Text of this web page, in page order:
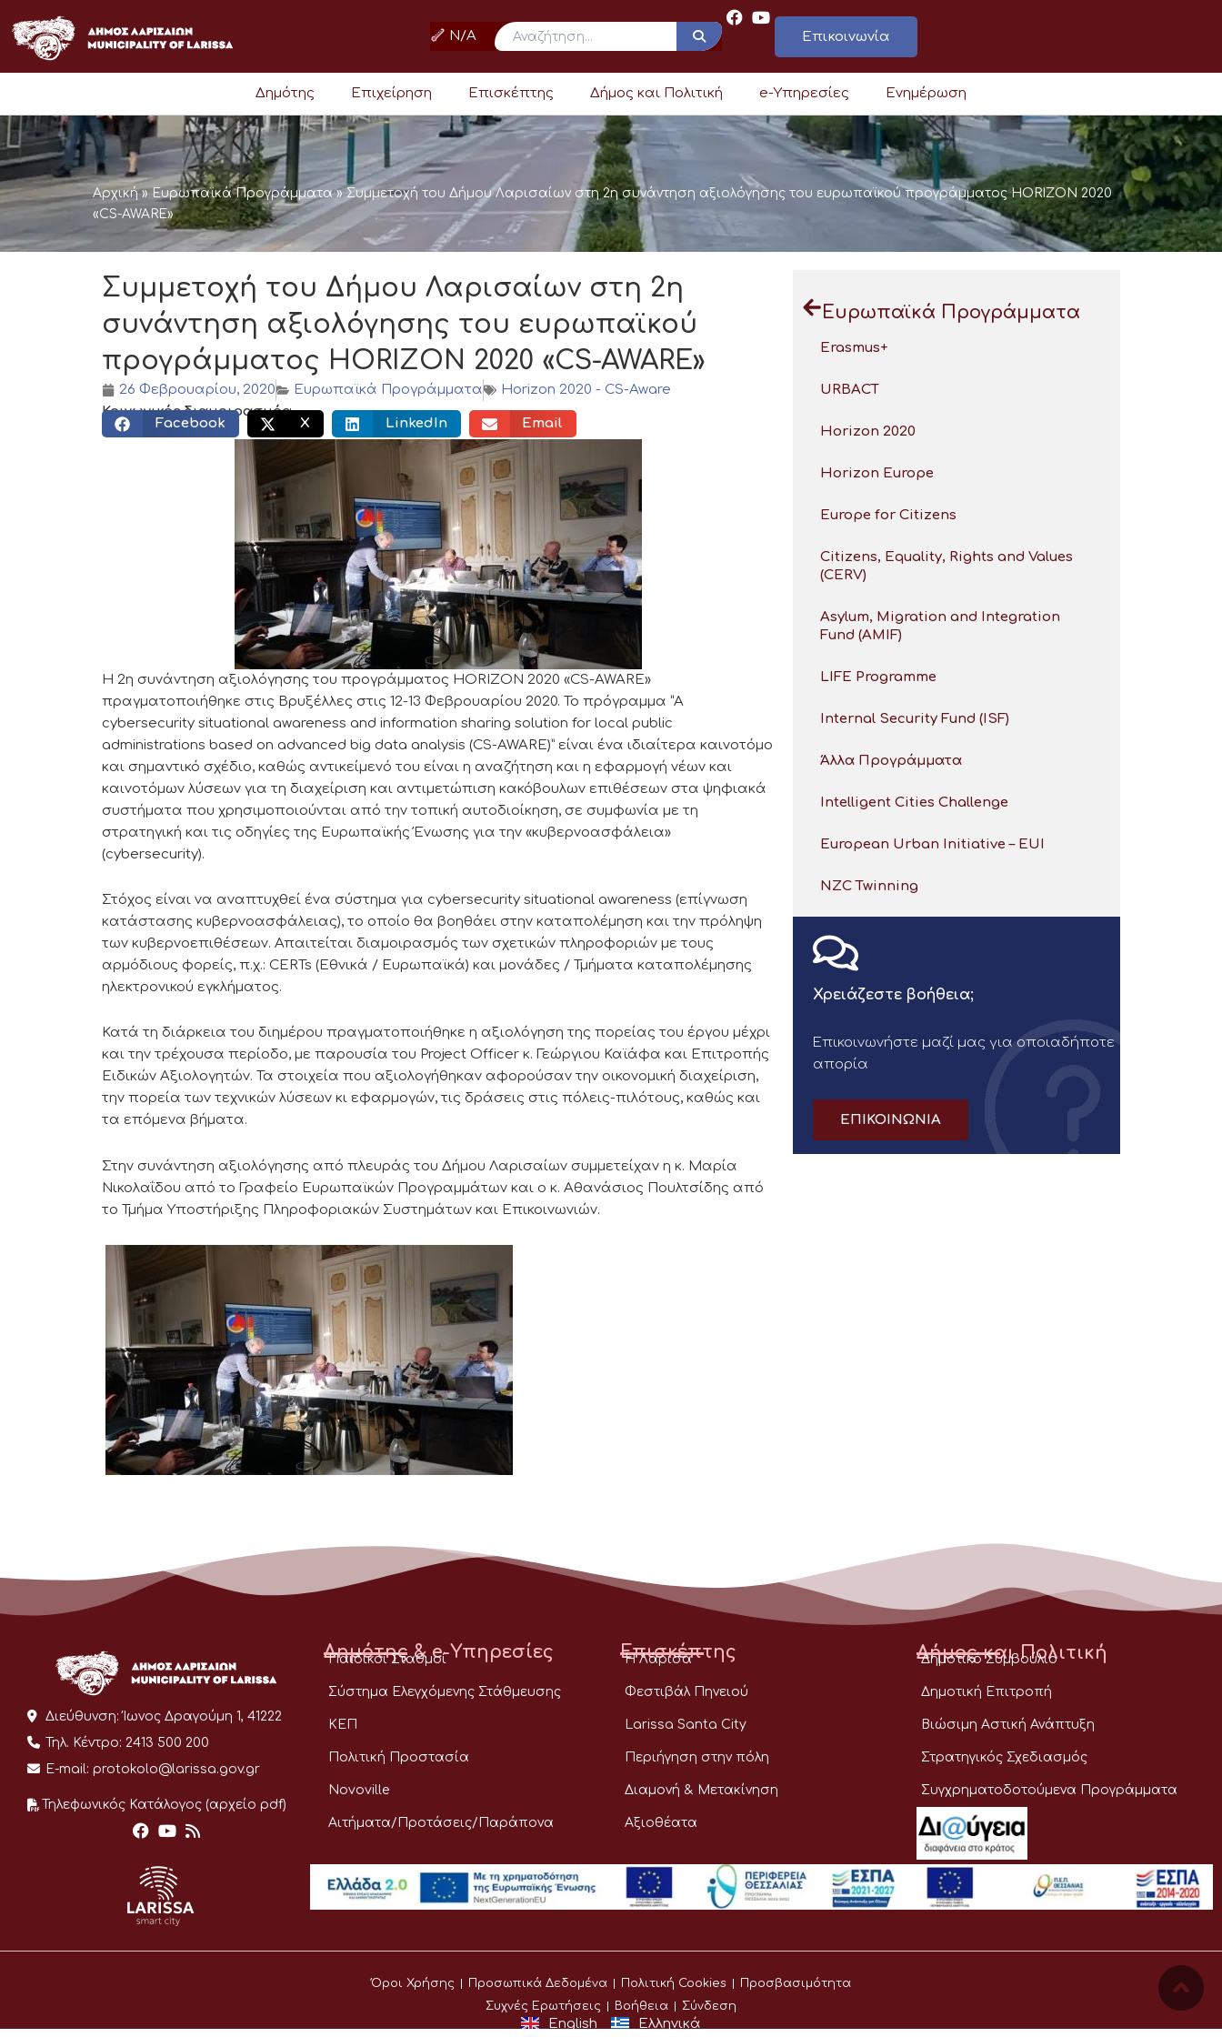
στο
περιεχόμενο
N/A Επικοινωνία
Δημότης Επιχείρηση Επισκέπτης Δήμος και Πολιτική e-Υπηρεσίες Ενημέρωση
Αρχική» Ευρωπαϊκά Προγράμματα»Συμμετοχή του Δήμου Λαρισαίων στη 2η συνάντηση αξιολόγησης του ευρωπαϊκού προγράμματος HORIZON 2020
«CS-AWARE»
Συμμετοχή του Δήμου Λαρισαίων στη 2η
συνάντηση αξιολόγησης του ευρωπαϊκού
προγράμματος HORIZON 2020 «CS-AWARE»
26 Φεβρουαρίου, 2020 Ευρωπαϊκά Προγράμματα
Horizon 2020 - CS-Aware
Κοινωνικός διαμοιρασμός:
Facebook X LinkedIn Email
Η 2η συνάντηση αξιολόγησης του προγράμματος HORIZON 2020 «CS-AWARE»
πραγματοποιήθηκε στις Βρυξέλλες στις 12-13 Φεβρουαρίου 2020. Το πρόγραμμα “A
cybersecurity situational awareness and information sharing solution for local public
administrations based on advanced big data analysis (CS-AWARE)” είναι ένα ιδιαίτερα καινοτόμο
και σημαντικό σχέδιο, καθώς αντικείμενό του είναι η αναζήτηση και η εφαρμογή νέων και
καινοτόμων λύσεων για τη διαχείριση και αντιμετώπιση κακόβουλων επιθέσεων στα ψηφιακά
συστήματα που χρησιμοποιούνται από την τοπική αυτοδιοίκηση, σε συμφωνία με τη
στρατηγική και τις οδηγίες της Ευρωπαϊκής Ένωσης για την «κυβερνοασφάλεια»
(cybersecurity).
Στόχος είναι να αναπτυχθεί ένα σύστημα για cybersecurity situational awareness (επίγνωση
κατάστασης κυβερνοασφάλειας), το οποίο θα βοηθάει στην καταπολέμηση και την πρόληψη
των κυβερνοεπιθέσεων. Απαιτείται διαμοιρασμός των σχετικών πληροφοριών με τους
αρμόδιους φορείς, π.χ.: CERTs (Εθνικά / Ευρωπαϊκά) και μονάδες / Τμήματα καταπολέμησης
ηλεκτρονικού εγκλήματος.
Κατά τη διάρκεια του διημέρου πραγματοποιήθηκε η αξιολόγηση της πορείας του έργου μέχρι
και την τρέχουσα περίοδο, με παρουσία του Project Officer κ. Γεώργιου Καϊάφα και Επιτροπής
Ειδικών Αξιολογητών. Τα στοιχεία που αξιολογήθηκαν αφορούσαν την οικονομική διαχείριση,
την πορεία των τεχνικών λύσεων κι εφαρμογών, τις δράσεις στις πόλεις-πιλότους, καθώς και
τα επόμενα βήματα.
Στην συνάντηση αξιολόγησης από πλευράς του Δήμου Λαρισαίων συμμετείχαν η κ. Μαρία
Νικολαΐδου από το Γραφείο Ευρωπαϊκών Προγραμμάτων και ο κ. Αθανάσιος Πουλτσίδης από
το Τμήμα Υποστήριξης Πληροφοριακών Συστημάτων και Επικοινωνιών.
Ευρωπαϊκά Προγράμματα
Erasmus+
URBACT
Horizon 2020
Horizon Europe
Europe for Citizens
Citizens, Equality, Rights and Values
(CERV)
Asylum, Migration and Integration
Fund (AMIF)
LIFE Programme
Internal Security Fund (ISF)
Άλλα Προγράμματα
Intelligent Cities Challenge
European Urban Initiative – EUI
NZC Twinning
Χρειάζεστε βοήθεια;
Επικοινωνήστε μαζί μας για οποιαδήποτε
απορία
ΕΠΙΚΟΙΝΩΝΙΑ
Διεύθυνση: Ίωνος Δραγούμη 1, 41222
Τηλ. Κέντρο: 2413 500 200
E-mail: protokolo@larissa.gov.gr
Τηλεφωνικός Κατάλογος (αρχείο pdf)
Δημότης & e-Υπηρεσίες
Παιδικοί Σταθμοί
Σύστημα Ελεγχόμενης Στάθμευσης
ΚΕΠ
Πολιτική Προστασία
Novoville
Αιτήματα/Προτάσεις/Παράπονα
Επισκέπτης
Η Λάρισα
Φεστιβάλ Πηνειού
Larissa Santa City
Περιήγηση στην πόλη
Διαμονή & Μετακίνηση
Αξιοθέατα
Δήμος και Πολιτική
Δημοτικό Συμβούλιο
Δημοτική Επιτροπή
Βιώσιμη Αστική Ανάπτυξη
Στρατηγικός Σχεδιασμός
Συγχρηματοδοτούμενα Προγράμματα
Όροι Χρήσης Προσωπικά Δεδομένα Πολιτική Cookies
Προσβασιμότητα
Συχνές Ερωτήσεις
Βοήθεια Σύνδεση
English Ελληνικά